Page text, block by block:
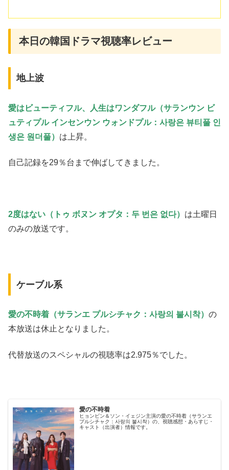
本日の韓国ドラマ視聴率レビュー
地上波
愛はビューティフル、人生はワンダフル（サランウン ビ
ュティプル インセンウン ウォンドプル：사랑은 뷰티풀 인
생은 원더풀） は上昇。
自己記録を29％台まで伸ばしてきました。
2度はない（トゥ ボヌン オプタ：두 번은 없다） は土曜日
のみの放送です。
ケーブル系
愛の不時着（サランエ プルシチャク：사랑의 불시착） の
本放送は休止となりました。
代替放送のスペシャルの視聴率は2.975％でした。
愛の不時着
ヒョンビン＆ソン・イェジン主演の愛の不時着（サランエ
プルシチャク：사랑의 불시착）の、視聴感想・あらすじ・
キャスト（出演者）情報です。